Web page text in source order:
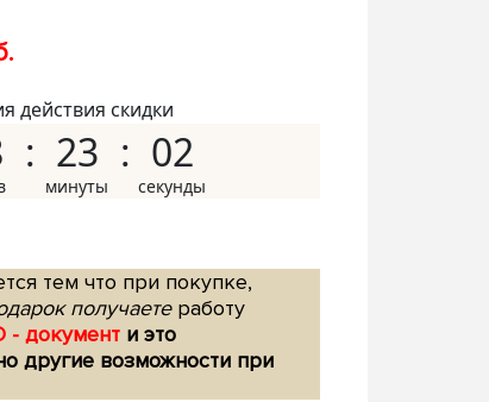
действия скидки
23 01
тем что при покупке,
получаетеработу
- документ и это
другие возможности при